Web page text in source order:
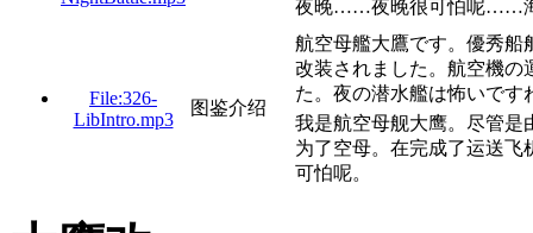
夜晚……夜晚很可怕呢……
File:326-
LibIntro.mp3
图鉴介绍
航空母艦大鷹です。優秀船
改装されました。航空機の
た。夜の潜水艦は怖いで
我是航空母舰大鹰。尽管是
为了空母。在完成了运送飞
可怕呢。